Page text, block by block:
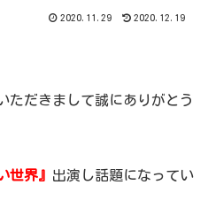
2020.11.29 2020.12.19
ただきまして誠にありがとう
世界』 出演し話題になってい